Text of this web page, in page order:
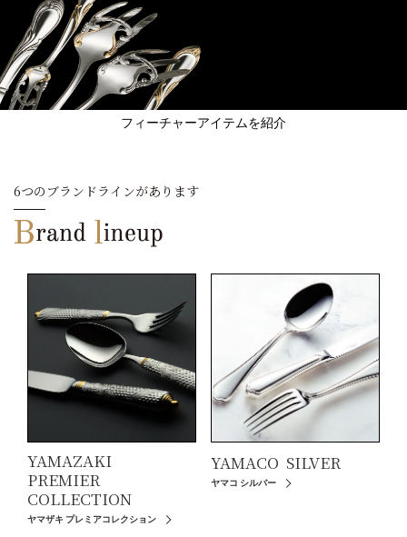
フィーチャーアイテムを紹介
6つのブランドラインがあります
YAMAZAKI
PREMIER
COLLECTION
ヤマザキ プレミアコレクション
YAMACO SILVER
ヤマコ シルバー